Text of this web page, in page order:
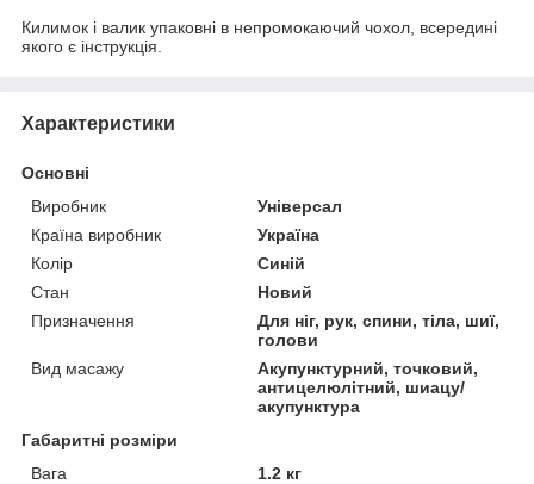
Килимок і валик упаковні в непромокаючий чохол, всередині
якого є інструкція.
Характеристики
Основні
Виробник
Універсал
Країна виробник
Україна
Колір
Синій
Стан
Новий
Призначення
Для ніг, рук, спини, тіла, шиї,
голови
Вид масажу
Акупунктурний, точковий,
антицелюлітний, шиацу/
акупунктура
Габаритні розміри
Вага
1.2 кг